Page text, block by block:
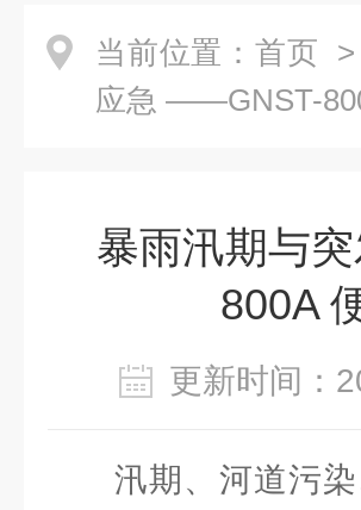
当前位置： 首页 >
应急 ——GNST-
暴雨汛期与
800A
更新时间
汛期、河道污